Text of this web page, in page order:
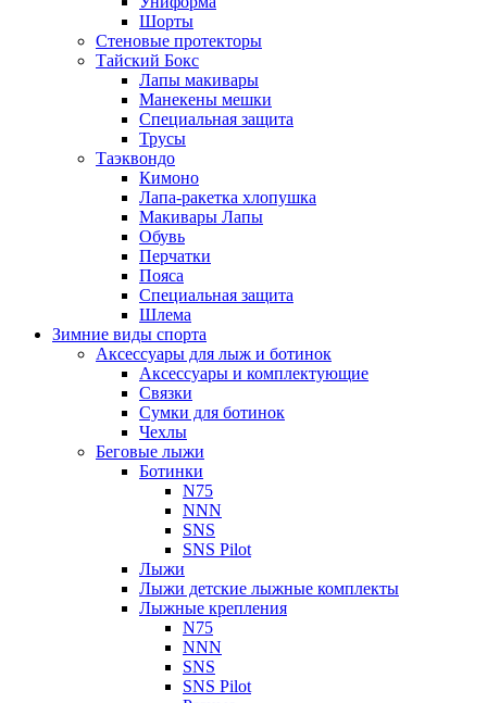
Шорты
Стеновые протекторы
Тайский Бокс
Лапы макивары
Манекены мешки
Специальная защита
Трусы
Таэквондо
Кимоно
Лапа-ракетка хлопушка
Макивары Лапы
Обувь
Перчатки
Пояса
Специальная защита
Шлема
Зимние виды спорта
Аксессуары для лыж и ботинок
Аксессуары и комплектующие
Связки
Сумки для ботинок
Чехлы
Беговые лыжи
Ботинки
N75
NNN
SNS
SNS Pilot
Лыжи
Лыжи детские лыжные комплекты
Лыжные крепления
N75
NNN
SNS
SNS Pilot